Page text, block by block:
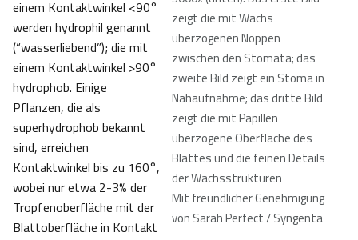
zeigt die mit Wachs
überzogenen Noppen
zwischen den Stomata; das
zweite Bild zeigt ein Stoma in
Nahaufnahme; das dritte Bild
zeigt die mit Papillen
überzogene Oberfläche des
Blattes und die feinen Details
der Wachsstrukturen
Mit freundlicher Genehmigung
von Sarah Perfect / Syngenta
einem Kontaktwinkel <90°
werden hydrophil genannt
(“wasserliebend”); die mit
einem Kontaktwinkel >90°
hydrophob. Einige
Pflanzen, die als
superhydrophob bekannt
sind, erreichen
Kontaktwinkel bis zu 160°,
wobei nur etwa 2-3% der
Tropfenoberfläche mit der
Blattoberfläche in Kontakt